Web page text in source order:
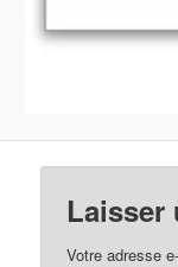
Laisser
Votre adresse